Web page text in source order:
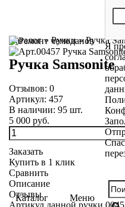
Я
Каталог Меню
Каталог»Ручки»Ручка
Ручка Samsonite
Отзывов: 0
Артикул: 457
В наличии: 95 шт.
5 000 руб.
Заказать
Купить в 1 клик
Сравнить
Описание
Отзывы